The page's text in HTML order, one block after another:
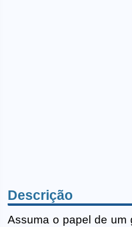
Descrição
Assuma o papel de um